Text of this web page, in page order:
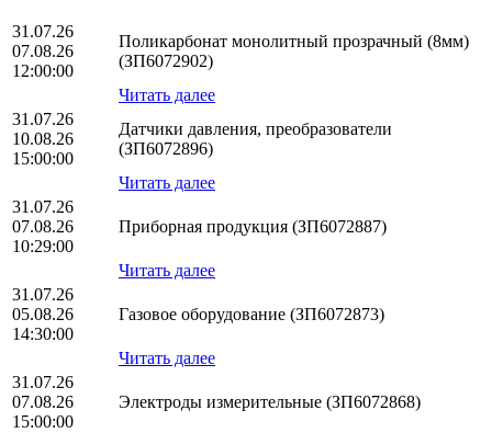
31.07.26
07.08.26
12:00:00
Поликарбонат монолитный прозрачный (8мм)
(ЗП6072902)
Читать далее
31.07.26
10.08.26
15:00:00
Датчики давления, преобразователи
(ЗП6072896)
Читать далее
31.07.26
07.08.26
10:29:00
Приборная продукция (ЗП6072887)
Читать далее
31.07.26
05.08.26
14:30:00
Газовое оборудование (ЗП6072873)
Читать далее
31.07.26
07.08.26
15:00:00
Электроды измерительные (ЗП6072868)